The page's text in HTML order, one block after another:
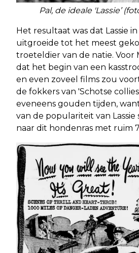
Pal, de ideale 'Lassie’
Het resultaat was dat Lassie
uitgroeide tot het meest
troeteldier van de natie. Voor
dat het begin van een
en even zoveel films zou
de fokkers van 'Schotse
eveneens gouden tijden,
van de populariteit van Lassie
naar dit hondenras met ruim